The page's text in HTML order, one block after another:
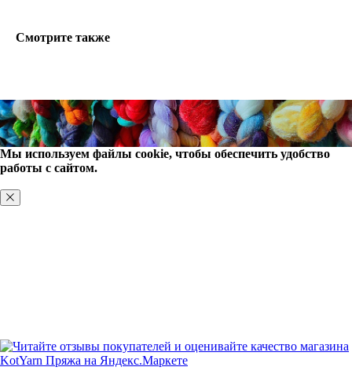
Смотрите также
Мы используем файлы cookie, чтобы обеспечить удобство
работы с сайтом.